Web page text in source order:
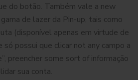
do botão. Também vale a new
de lazer da Pin-up, tais como
(disponível apenas em virtude de
só possui que clicar not any campo a
preencher some sort of informação
sua conta.